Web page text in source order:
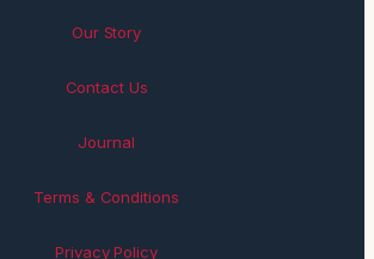
Our Story
Contact Us
Journal
Terms & Conditions
Privacy Policy